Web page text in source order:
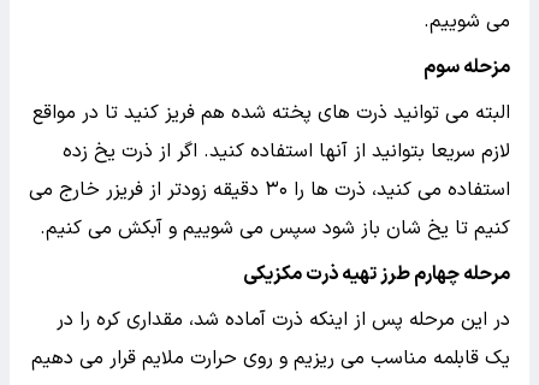
می شوییم.
مزحله سوم
البته می توانید ذرت های پخته شده هم فریز کنید تا در مواقع
لازم سریعا بتوانید از آنها استفاده کنید. اگر از ذرت یخ زده
استفاده می کنید، ذرت ها را ۳۰ دقیقه زودتر از فریزر خارج می
کنیم تا یخ شان باز شود سپس می شوییم و آبکش می کنیم.
مرحله چهارم طرز تهیه ذرت مکزیکی
در این مرحله پس از اینکه ذرت آماده شد، مقداری کره را در
یک قابلمه مناسب می ریزیم و روی حرارت ملایم قرار می دهیم